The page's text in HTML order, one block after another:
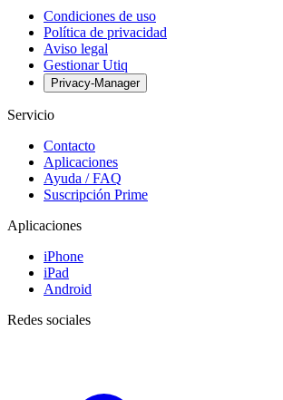
Condiciones de uso
Política de privacidad
Aviso legal
Gestionar Utiq
Privacy-Manager
Servicio
Contacto
Aplicaciones
Ayuda / FAQ
Suscripción Prime
Aplicaciones
iPhone
iPad
Android
Redes sociales